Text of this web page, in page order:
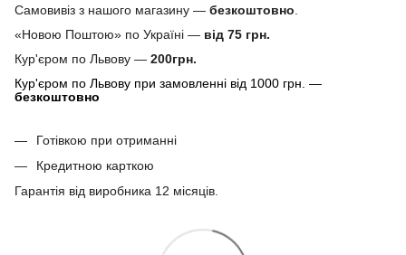
Самовивіз з нашого магазину — безкоштовно
«Новою Поштою» по Україні — від 75 грн.
Кур'єром по Львову — 200грн.
Кур'єром по Львову при замовленні від 1000 грн. —
безкоштовно
Готівкою при отриманні
Кредитною карткою
Гарантія від виробника 12 місяців.